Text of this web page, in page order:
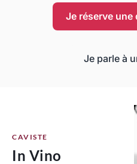
Je réserve
Je parle à
CAVISTE
In Vino